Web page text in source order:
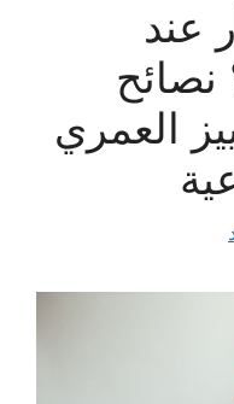
عند
نصائح
العمري